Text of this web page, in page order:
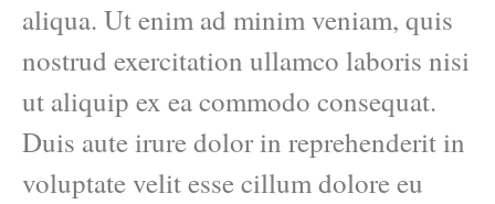
aliqua. Ut enim ad minim veniam, quis
nostrud exercitation ullamco laboris nisi
ut aliquip ex ea commodo consequat.
Duis aute irure dolor in reprehenderit in
voluptate velit esse cillum dolore eu